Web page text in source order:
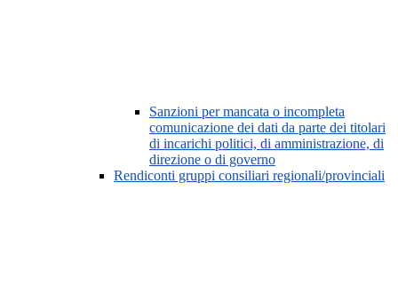
Sanzioni per mancata o incompleta
comunicazione dei dati da parte dei titolari
di incarichi politici, di amministrazione, di
direzione o di governo
Rendiconti gruppi consiliari regionali/provinciali